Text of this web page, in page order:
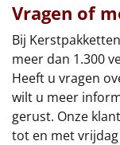
Wake up light
Borrelplank
Warmtekussen
Slowcooker
Vragen of
Bij
meer dan 1.300
Heeft u vragen
wilt u meer
gerust. Onze
tot en met